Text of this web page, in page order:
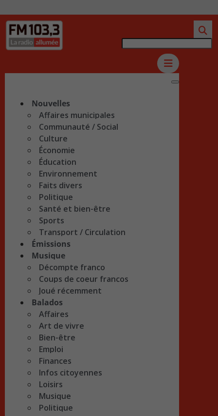
Nouvelles
Affaires municipales
Communauté / Social
Culture
Économie
Éducation
Environnement
Faits divers
Politique
Santé et bien-être
Sports
Transport / Circulation
Émissions
Musique
Décompte franco
Coups de coeur francos
Joué récemment
Balados
Affaires
Art de vivre
Bien-être
Emploi
Finances
Infos citoyennes
Loisirs
Musique
Politique